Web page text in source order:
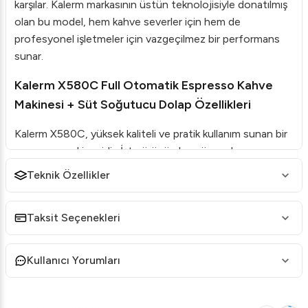
karşılar. Kalerm markasının üstün teknolojisiyle donatılmış
olan bu model, hem kahve severler için hem de
profesyonel işletmeler için vazgeçilmez bir performans
sunar.
Kalerm X580C Full Otomatik Espresso Kahve
Makinesi + Süt Soğutucu Dolap Özellikleri
Kalerm X580C, yüksek kaliteli ve pratik kullanım sunan bir
espresso makinesidir. İşte ürünün bazı öne çıkan
özellikleri:
4 litrelik su tankı ile uzun süreli ve kesintisiz kullanım
sağlar.
1 entegre öğütücünün yanı sıra, iki ayrı çikolata
bölmesiyle zengin lezzetler oluşturur.
5-16 gram arasında esnek demleme miktarı
Teknik Özellikler
Taksit Seçenekleri
Kullanıcı Yorumları